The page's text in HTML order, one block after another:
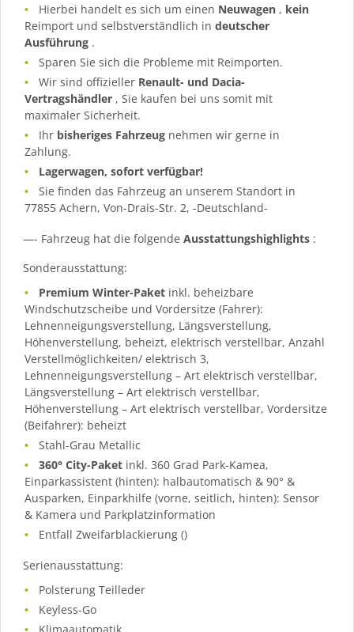
Hierbei handelt es sich um einen Neuwagen , kein
Reimport und selbstverständlich in deutscher
Ausführung .
Sparen Sie sich die Probleme mit Reimporten.
Wir sind offizieller Renault- und Dacia-
Vertragshändler , Sie kaufen bei uns somit mit
maximaler Sicherheit.
Ihr bisheriges Fahrzeug nehmen wir gerne in
Zahlung.
Lagerwagen, sofort verfügbar!
Sie finden das Fahrzeug an unserem Standort in
77855 Achern, Von-Drais-Str. 2, -Deutschland-
—- Fahrzeug hat die folgende Ausstattungshighlights :
Sonderausstattung:
Premium Winter-Paket inkl. beheizbare
Windschutzscheibe und Vordersitze (Fahrer):
Lehnenneigungsverstellung, Längsverstellung,
Höhenverstellung, beheizt, elektrisch verstellbar, Anzahl
Verstellmöglichkeiten/ elektrisch 3,
Lehnenneigungsverstellung – Art elektrisch verstellbar,
Längsverstellung – Art elektrisch verstellbar,
Höhenverstellung – Art elektrisch verstellbar, Vordersitze
(Beifahrer): beheizt
Stahl-Grau Metallic
360° City-Paket inkl. 360 Grad Park-Kamea,
Einparkassistent (hinten): halbautomatisch & 90° &
Ausparken, Einparkhilfe (vorne, seitlich, hinten): Sensor
& Kamera und Parkplatzinformation
Entfall Zweifarblackierung ()
Serienausstattung:
Polsterung Teilleder
Keyless-Go